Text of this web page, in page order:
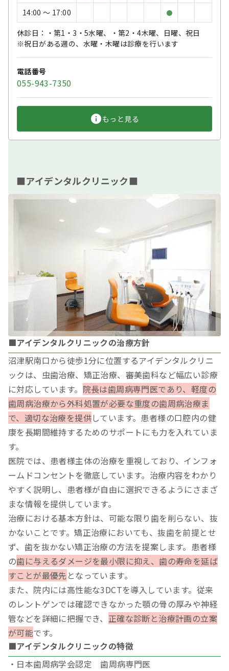
14:00 〜 17:00 ●
休診日：・第1・3・5水曜、・第2・4木曜、日曜、祝日
※祝日がある週の、水曜・木曜は診療を行います
電話番号
055-943-7350
もっと見る
■アイデンタルクリニック■
■アイデンタルクリニックの治療方針
沼津駅南口から徒歩1分に位置するアイデンタルクリニ
ックは、虫歯治療、矯正治療、審美歯科など幅広い診療
に対応しています。 院長は歯周病専門医であり、軽度の
歯周病治療から外科処置が必要な重度の歯周病治療ま
で、適切な治療を提供しています。患者様の口腔内の健
康を長期間維持するためのサポートにも力を入れていま
す。
医院では、患者様主体の治療を重視しており、インフォ
ームドコンセントを徹底しています。治療内容をわかり
やすく説明し、患者様が自由に選択できるようにさまざ
まな情報を提供しています。
治療における基本方針は、可能な限り歯を削らない、抜
かないことです。矯正治療においても、抜歯を前提とせ
ず、歯を抜かない矯正治療の方法を提案します。患者様
の歯に与えるダメージを最小限に抑え、歯の寿命を延ば
すことが最優先 となっています。
また、院内には高性能な3DCTを導入しています。従来
のレントゲンでは確認できなかった顎の骨の厚みや神経
管などを詳細に把握でき、 正確な診断と治療計画の立案
が可能です。
■アイデンタルクリニックの特徴
・日本歯周病学会認定 歯周病専門医